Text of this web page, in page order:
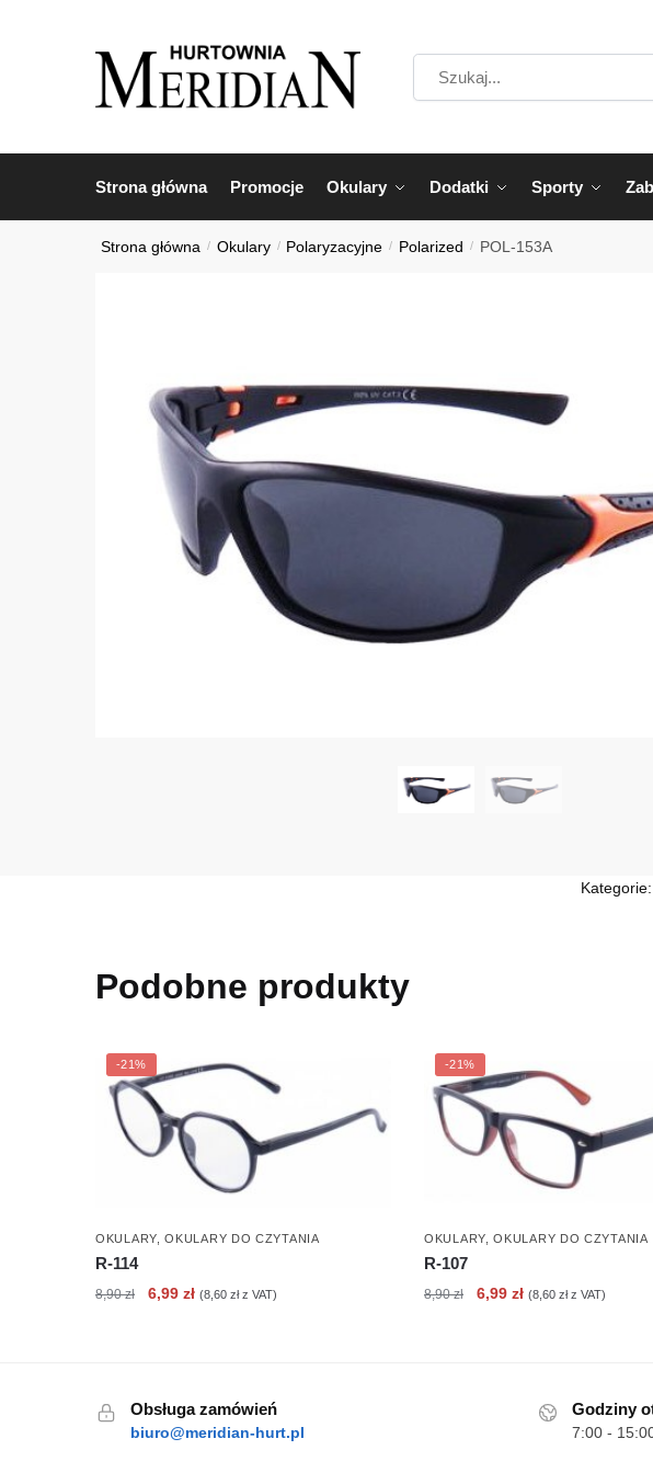
Strona główna Promocje Okulary Dodatki Sporty
Strona główna / Okulary / Polaryzacyjne / Polarized / POL-153A
Kategorie:
Podobne produkty
-21%
OKULARY,OKULARY DO CZYTANIA
R-114
8,90zł
Pierwotna
6,99złAktualna
(8,60złz VAT)
-21%
OKULARY,OKULARY DO CZYTANIA
R-107
8,90zł
Pierwotna
6,99 złAktualna
(8,60 złz VAT)
Obsługa zamówień
biuro@meridian-hurt.pl
Godziny
7:00 -